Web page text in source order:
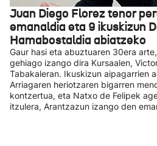
Juan Diego Florez tenor
emanaldia eta 9 ikuskizun
Hamabostaldia abiatzeko
Gaur hasi eta abuztuaren 30era
gehiago izango dira Kursaalen,
Tabakaleran. Ikuskizun aipagarrien
Arriagaren heriotzaren bigarren
kontzertua, eta Natxo de Felipek
itzulera, Arantzazun izango den